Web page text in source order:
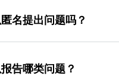
名提出问题吗？
告哪类问题？